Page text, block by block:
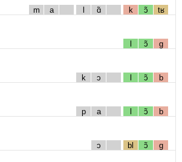
m a l ɑ̃ k ɔ̃ tʁ
l ɔ̃ g
k ɔ l ɔ̃ b
p a l ɔ̃ b
ɔ bl ɔ̃ g